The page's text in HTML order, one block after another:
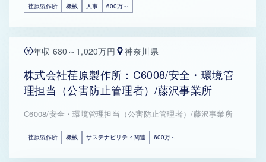
荏原製作所 機械 人事 600万～
年収 680～1,020万円 神奈川県
株式会社荏原製作所：C6008/安全・環境管
理担当（公害防止管理者）/藤沢事業所
C6008/安全・環境管理担当（公害防止管理者）/藤沢事業所
荏原製作所 機械 サステナビリティ関連 600万～